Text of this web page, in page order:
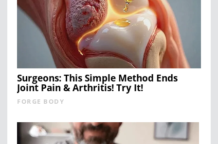
Surgeons: This Simple Method Ends
Joint Pain & Arthritis! Try It!
FORGE BODY